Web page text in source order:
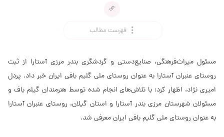
فهرست مطالب
مسئول میراث‌فرهنگی، صنایع‌دستی و گردشگری بندر مرزی آستارا از ثبت
روستای عنبران آستارا به عنوان روستای ملی گلیم بافی ایران خبر داد. پردل
امیری نژاد، اظهار کرد: با تلاش‌های انجام شده توسط هنرمندان گیلم باف و
مسئولان شهرستان مرزی بندر آستارا و استان گیلان، روستای عنبران آستارا
به عنوان روستای ملی گلیم بافی ایران معرفی شد.